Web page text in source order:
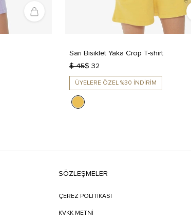
Sarı Bisiklet Yaka Crop T-shirt
$ 45$ 32
ÜYELERE ÖZEL %30 İNDİRİM
SÖZLEŞMELER
ÇEREZ POLİTİKASI
KVKK METNİ